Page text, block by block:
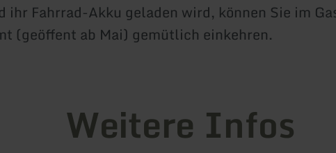
ihr Fahrrad-Akku geladen wird, können Sie im
(geöffent ab Mai) gemütlich einkehren.
Weitere Infos